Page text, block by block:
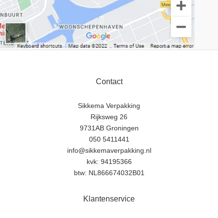
Contact
Sikkema Verpakking
Rijksweg 26
9731AB Groningen
050 5411441
info@sikkemaverpakking.nl
kvk: 94195366
btw: NL866674032B01
Klantenservice